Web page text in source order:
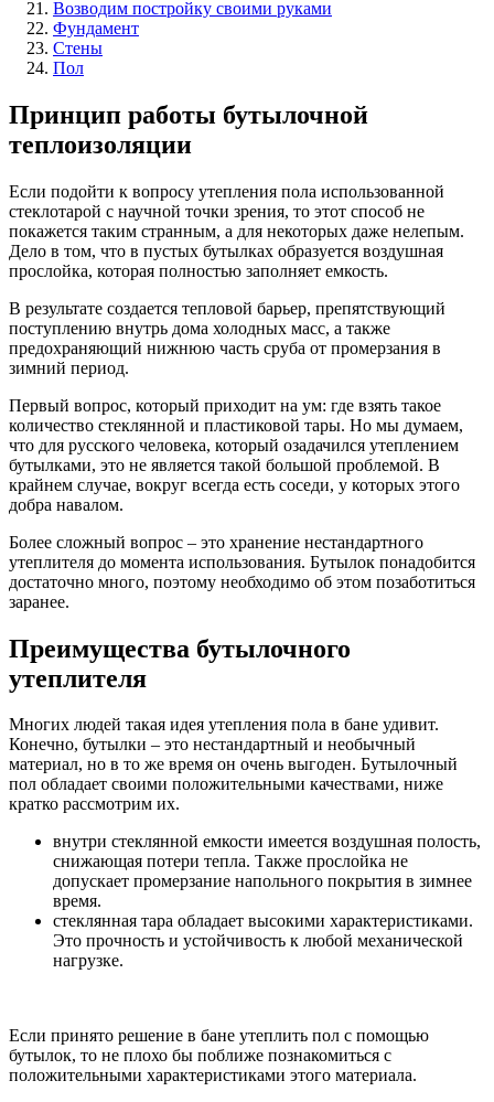
Возводим постройку своими руками
Фундамент
Стены
Пол
Принцип работы бутылочной
теплоизоляции
Если подойти к вопросу утепления пола использованной
стеклотарой с научной точки зрения, то этот способ не
покажется таким странным, а для некоторых даже нелепым.
Дело в том, что в пустых бутылках образуется воздушная
прослойка, которая полностью заполняет емкость.
В результате создается тепловой барьер, препятствующий
поступлению внутрь дома холодных масс, а также
предохраняющий нижнюю часть сруба от промерзания в
зимний период.
Первый вопрос, который приходит на ум: где взять такое
количество стеклянной и пластиковой тары. Но мы думаем,
что для русского человека, который озадачился утеплением
бутылками, это не является такой большой проблемой. В
крайнем случае, вокруг всегда есть соседи, у которых этого
добра навалом.
Более сложный вопрос – это хранение нестандартного
утеплителя до момента использования. Бутылок понадобится
достаточно много, поэтому необходимо об этом позаботиться
заранее.
Преимущества бутылочного
утеплителя
Многих людей такая идея утепления пола в бане удивит.
Конечно, бутылки – это нестандартный и необычный
материал, но в то же время он очень выгоден. Бутылочный
пол обладает своими положительными качествами, ниже
кратко рассмотрим их.
внутри стеклянной емкости имеется воздушная полость,
снижающая потери тепла. Также прослойка не
допускает промерзание напольного покрытия в зимнее
время.
стеклянная тара обладает высокими характеристиками.
Это прочность и устойчивость к любой механической
нагрузке.
Если принято решение в бане утеплить пол с помощью
бутылок, то не плохо бы поближе познакомиться с
положительными характеристиками этого материала.